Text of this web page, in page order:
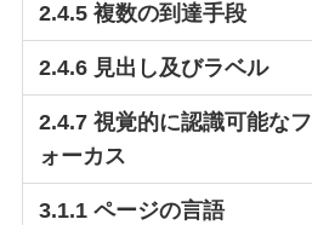
2.4.5 複数の到達手段
2.4.6 見出し及びラベル
2.4.7 視覚的に認識可能なフ
ォーカス
3.1.1 ページの言語